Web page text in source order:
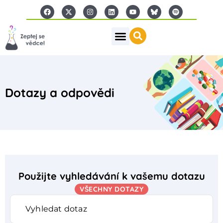
Dotazy a odpovědi
Použijte vyhledávání k vašemu dotazu
VŠECHNY DOTAZY